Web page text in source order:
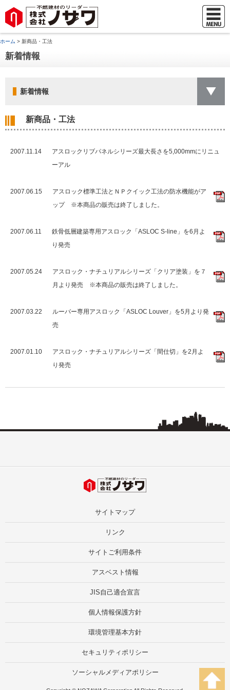
ホーム > 新商品・工法
新着情報
新着情報
新商品・工法
2007.11.14
アスロックリブパネルシリーズ最大長さを5,000mmにリニュ
ーアル
2007.06.15
アスロック標準工法とＮＰクイック工法の防水機能がア
ップ ※本商品の販売は終了しました。
2007.06.11
鉄骨低層建築専用アスロック「ASLOC S-line」を6月よ
り発売
2007.05.24
アスロック・ナチュリアルシリーズ「クリア塗装」を７
月より発売 ※本商品の販売は終了しました。
2007.03.22
ルーバー専用アスロック「ASLOC Louver」を5月より発
売
2007.01.10
アスロック・ナチュリアルシリーズ「間仕切」を2月よ
り発売
サイトマップ
リンク
サイトご利用条件
アスベスト情報
JIS自己適合宣言
個人情報保護方針
環境管理基本方針
セキュリティポリシー
ソーシャルメディアポリシー